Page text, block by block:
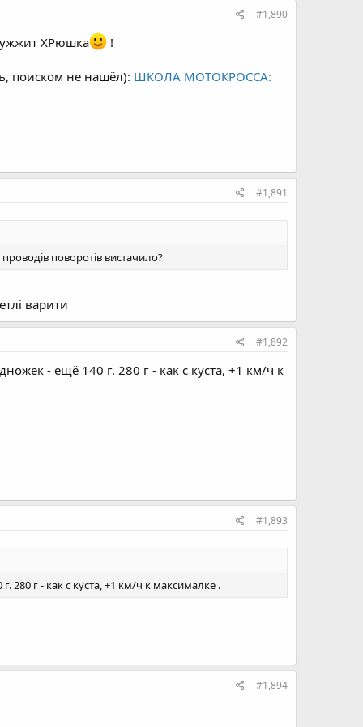
#1,890
ХРюшка !
поиском не нашёл): ШКОЛА МОТОКРОССА:
#1,891
поворотів вистачило?
варити
#1,892
- ещё 140 г. 280 г - как с куста, +1 км/ч к
#1,893
г - как с куста, +1 км/ч к максималке .
#1,894